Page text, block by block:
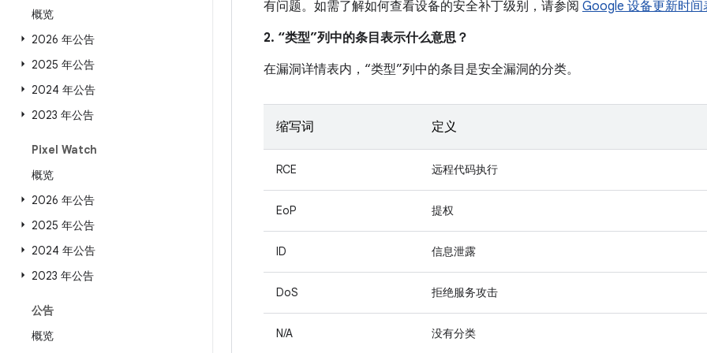
概览
2026 年公告
2025 年公告
2024 年公告
2023 年公告
Pixel Watch
概览
2026 年公告
2025 年公告
2024 年公告
2023 年公告
公告
概览
有问题。如需了解如何查看设备的安全补丁级别，请参阅 Google 设备更新时间
2. “类型”列中的条目表示什么意思？
在漏洞详情表内，“类型”列中的条目是安全漏洞的分类。
缩写词 定义
RCE 远程代码执行
EoP 提权
ID 信息泄露
DoS 拒绝服务攻击
N/A 没有分类